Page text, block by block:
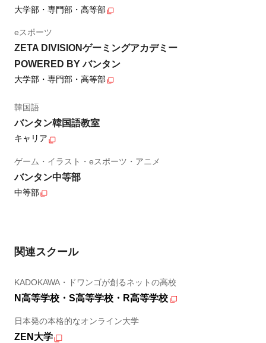
大学部・専門部・高等部
eスポーツ
ZETA DIVISIONゲーミングアカデミー
POWERED BY バンタン
大学部・専門部・高等部
韓国語
バンタン韓国語教室
キャリア
ゲーム・イラスト・eスポーツ・アニメ
バンタン中等部
中等部
関連スクール
KADOKAWA・ドワンゴが創るネットの高校
N高等学校・S高等学校・R高等学校
日本発の本格的なオンライン大学
ZEN大学